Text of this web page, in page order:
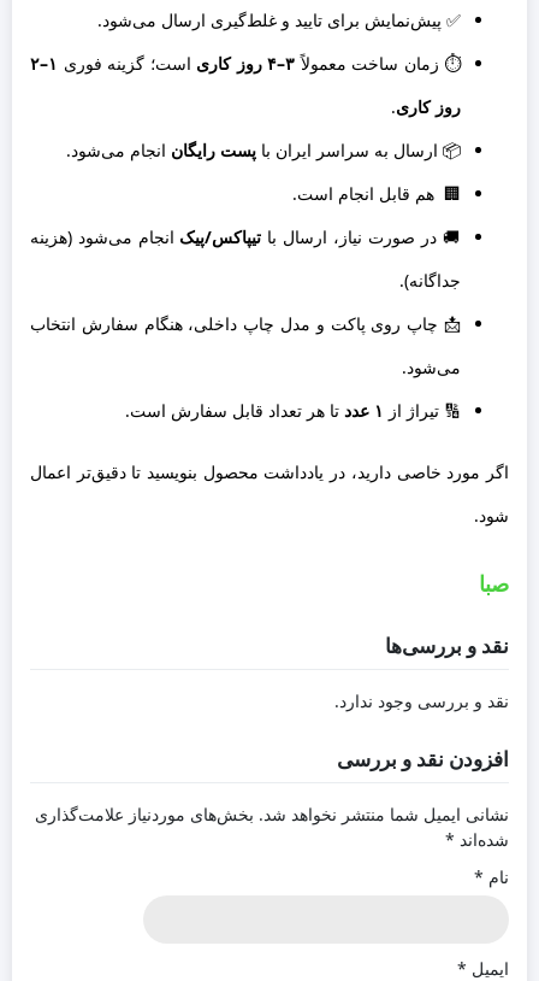
✅ پیش‌نمایش برای تایید و غلط‌گیری ارسال می‌شود.
⏱ زمان ساخت معمولاً ۳–۴ روز کاری است؛ گزینه فوری
۱–۲
روز کاری.
📦 ارسال به سراسر ایران با پست رایگان انجام می‌شود.
🏢 ‌ هم قابل انجام است.
🚚 در صورت نیاز، ارسال با تیپاکس/پیک انجام می‌شود (هزینه
جداگانه).
📩 چاپ روی پاکت و مدل چاپ داخلی، هنگام سفارش انتخاب
می‌شود.
🔢 تیراژ از ۱ عدد تا هر تعداد قابل سفارش است.
اگر مورد خاصی دارید، در یادداشت محصول بنویسید تا دقیق‌تر اعمال
شود.
صبا
نقد و بررسی‌ها
نقد و بررسی وجود ندارد.
افزودن نقد و بررسی
نشانی ایمیل شما منتشر نخواهد شد. بخش‌های موردنیاز علامت‌گذاری
شده‌اند *
نام *
ایمیل *